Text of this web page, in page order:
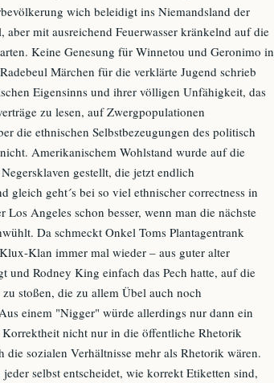
wich beleidigt ins Niemandsland der
aber mit ausreichend Feuerwasser kränkelnd auf die
Keine Genesung für Winnetou und Geronimo in
Märchen für die verklärte Jugend schrieb
Eigensinns und ihrer völligen Unfähigkeit, das
zu lesen, auf Zwergpopulationen
die ethnischen Selbstbezeugungen des politisch
Amerikanischem Wohlstand wurde auf die
gestellt, die jetzt endlich
gleich geht´s bei so viel ethnischer correctness in
Angeles schon besser, wenn man die nächste
Da schmeckt Onkel Toms Plantagentrank
Klan immer mal wieder – aus guter alter
und Rodney King einfach das Pech hatte, auf die
stoßen, die zu allem Übel auch noch
einem "Nigger" würde allerdings nur dann ein
nicht nur in die öffentliche Rhetorik
die sozialen Verhältnisse mehr als Rhetorik wären.
selbst entscheidet, wie korrekt Etiketten sind,